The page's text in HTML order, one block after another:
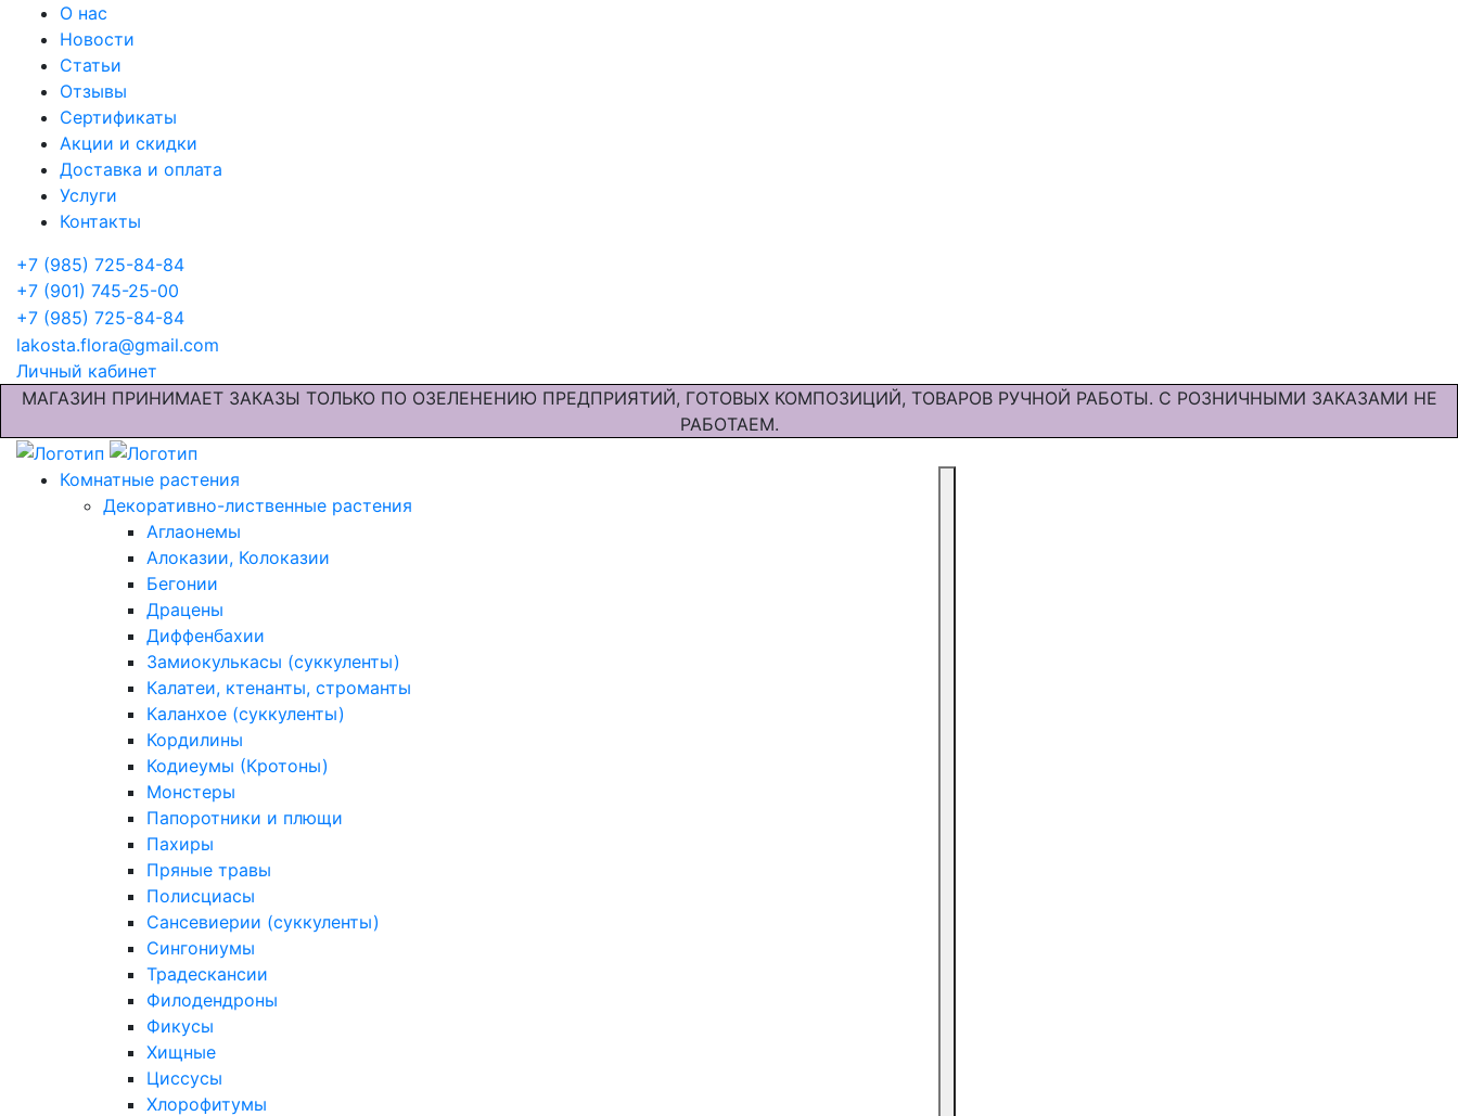
О нас
Новости
Статьи
Отзывы
Сертификаты
Акции и скидки
Доставка и оплата
Услуги
Контакты
+7 (985) 725-84-84
+7 (901) 745-25-00
+7 (985) 725-84-84
lakosta.flora@gmail.com
Личный кабинет
МАГАЗИН ПРИНИМАЕТ ЗАКАЗЫ ТОЛЬКО ПО ОЗЕЛЕНЕНИЮ ПРЕДПРИЯТИЙ, ГОТОВЫХ КОМПОЗИЦИЙ, ТОВАРОВ РУЧНОЙ РАБОТЫ. С РОЗНИЧНЫМИ ЗАКАЗАМИ НЕ
РАБОТАЕМ.
Комнатные растения
Декоративно-лиственные растения
Аглаонемы
Алоказии, Колоказии
Бегонии
Драцены
Диффенбахии
Замиокулькасы (суккуленты)
Калатеи, ктенанты, строманты
Каланхое (суккуленты)
Кордилины
Кодиеумы (Кротоны)
Монстеры
Папоротники и плющи
Пахиры
Пряные травы
Полисциасы
Сансевиерии (суккуленты)
Сингониумы
Традескансии
Филодендроны
Фикусы
Хищные
Циссусы
Хлорофитумы